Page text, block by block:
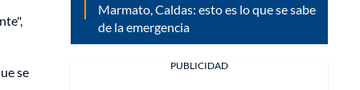
se
Marmato, Caldas: esto es lo que se sabe
de la emergencia
PUBLICIDAD